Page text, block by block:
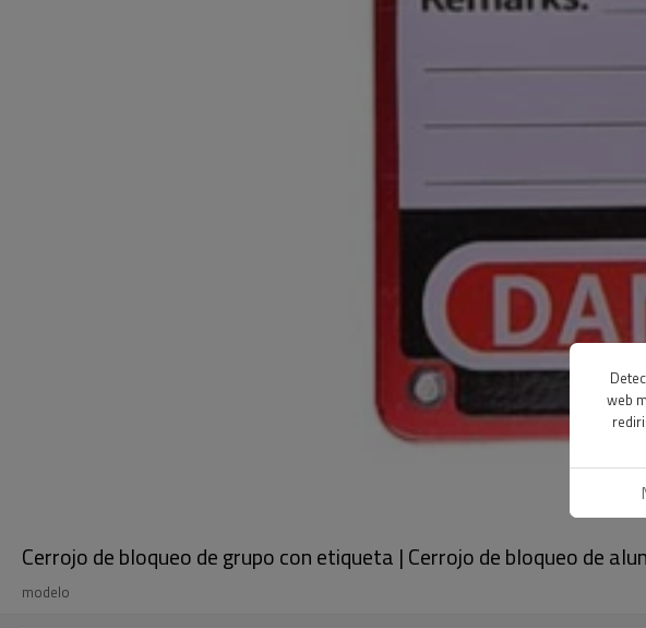
Cerrojo de bloqueo de grupo con etiqueta | Cerrojo de bloqueo de
modelo
web